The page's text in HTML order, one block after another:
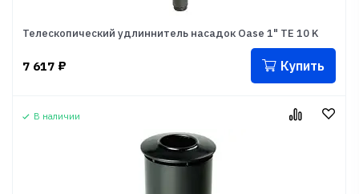
Телескопический удлиннитель насадок Oase 1" TE 10 K
7 617 ₽ Купить
В наличии